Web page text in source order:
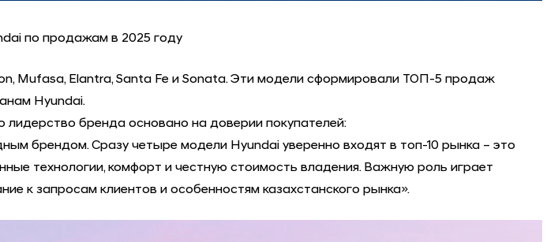
по продажам в 2025 году
Mufasa, Elantra, Santa Fe и Sonata. Эти модели сформировали ТОП-5 продаж
Hyundai.
бренда основано на доверии покупателей:
брендом. Сразу четыре модели Hyundai уверенно входят в топ-10 рынка – это
технологии, комфорт и честную стоимость владения. Важную роль играет
к запросам клиентов и особенностям казахстанского рынка».